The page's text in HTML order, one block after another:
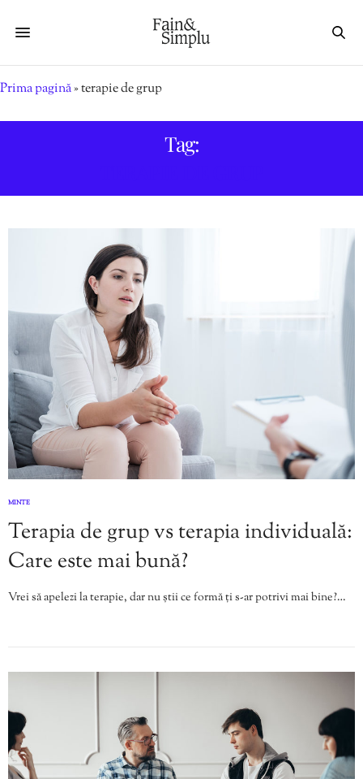
Prima pagină»terapie de grup
Tag:
MINTE
Terapia de grup vs terapia individuală:
Care este mai bună?
Vrei să apelezi la terapie, dar nu știi ce formă ți s-ar potrivi mai bine?…